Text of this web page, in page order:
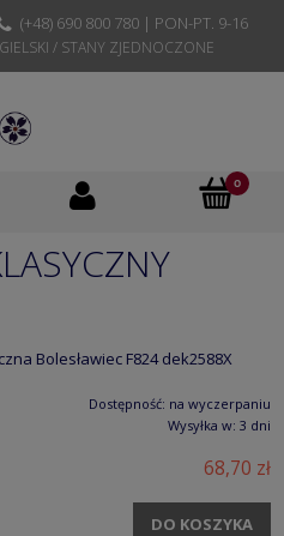
(+48) 690 800 780 | PON-PT. 9-16
Bolesławiec F824 dek2588X
Dostępność: na wyczerpaniu
Wysyłka w: 3 dni
68,70 zł
DO KOSZYKA